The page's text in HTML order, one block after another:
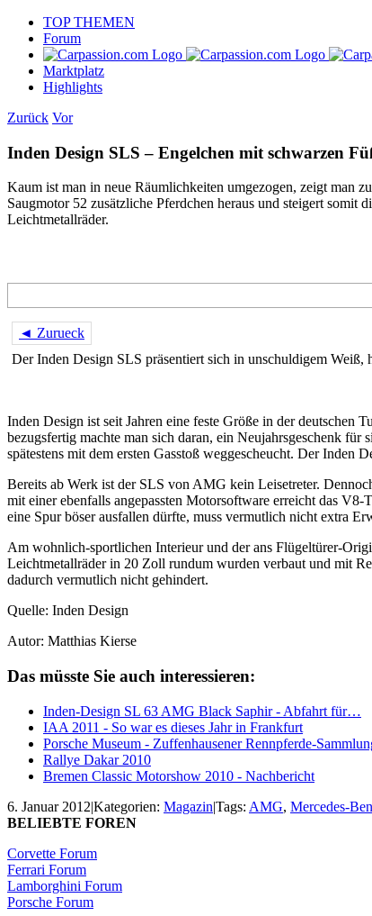
Skip
content
TOP THEMEN
Forum
Marktplatz
Highlights
Zurück Vor
Inden Design SLS – Engelchen mit schwarzen
Kaum ist man in neue Räumlichkeiten umgezogen, zeigt man
Saugmotor 52 zusätzliche Pferdchen heraus und steigert
Leichtmetallräder.
◄ Zurueck
Der Inden Design SLS präsentiert sich in unschuldigem Weiß,
Inden Design ist seit Jahren eine feste Größe in der deutschen
bezugsfertig machte man sich daran, ein Neujahrsgeschenk
spätestens mit dem ersten Gasstoß weggescheucht. Der Inden
Bereits ab Werk ist der SLS von AMG kein Leisetreter.
mit einer ebenfalls angepassten Motorsoftware erreicht das
eine Spur böser ausfallen dürfte, muss vermutlich nicht extra
Am wohnlich-sportlichen Interieur und der ans Flügeltürer-
Leichtmetallräder in 20 Zoll rundum wurden verbaut und mit
dadurch vermutlich nicht gehindert.
Quelle: Inden Design
Autor: Matthias Kierse
Das müsste Sie auch interessieren:
Inden-Design SL 63 AMG Black Saphir - Abfahrt für…
IAA 2011 - So war es dieses Jahr in Frankfurt
Porsche Museum - Zuffenhausener Rennpferde-
Rallye Dakar 2010
Bremen Classic Motorshow 2010 - Nachbericht
6. Januar 2012|Kategorien: Magazin|Tags: AMG, Mercedes-
BELIEBTE FOREN
Corvette Forum
Ferrari Forum
Lamborghini Forum
Porsche Forum